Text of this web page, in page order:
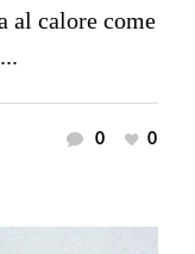
al calore come
0 0